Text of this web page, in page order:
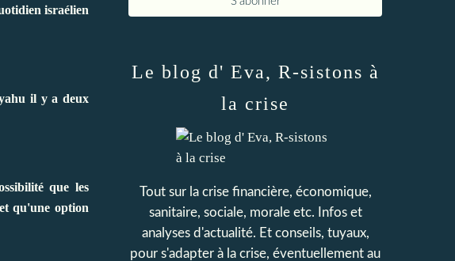
israélien
il y a deux
que les
qu'une option
Le blog d' Eva, R-sistons à
la crise
Tout sur la crise financière, économique,
sanitaire, sociale, morale etc. Infos et
analyses d'actualité. Et conseils, tuyaux,
pour s'adapter à la crise, éventuellement au